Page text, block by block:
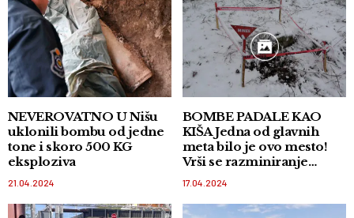
NEVEROVATNO U Nišu
uklonili bombu od jedne
tone i skoro 500 KG
eksploziva
21.04.2024
BOMBE PADALE KAO
KIŠA Jedna od glavnih
meta bilo je ovo mesto!
Vrši se razminiranje
aerodroma kod Užica
17.04.2024